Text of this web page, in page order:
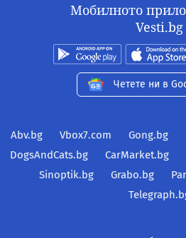
Мобилното
Vesti.bg
Четете ни в
Abv.bg Vbox7.com Gong.bg
DogsAndCats.bg
CarMarket.bg
Sinoptik.bg
Grabo.bg